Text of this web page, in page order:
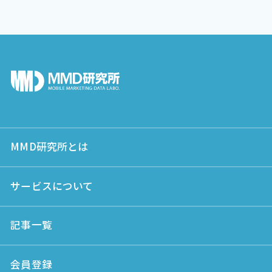
MMD研究所とは
サービスについて
記事一覧
会員登録